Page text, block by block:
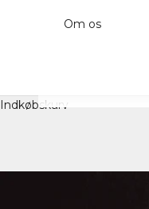
Om os
Indkøbskurv